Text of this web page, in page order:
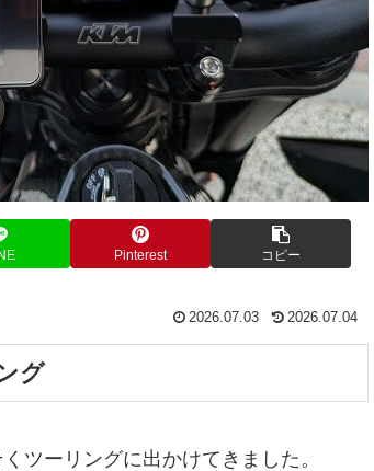
Pinterest コピー
2026.07.03 2026.07.04
グ
ツーリングに出かけてきました。